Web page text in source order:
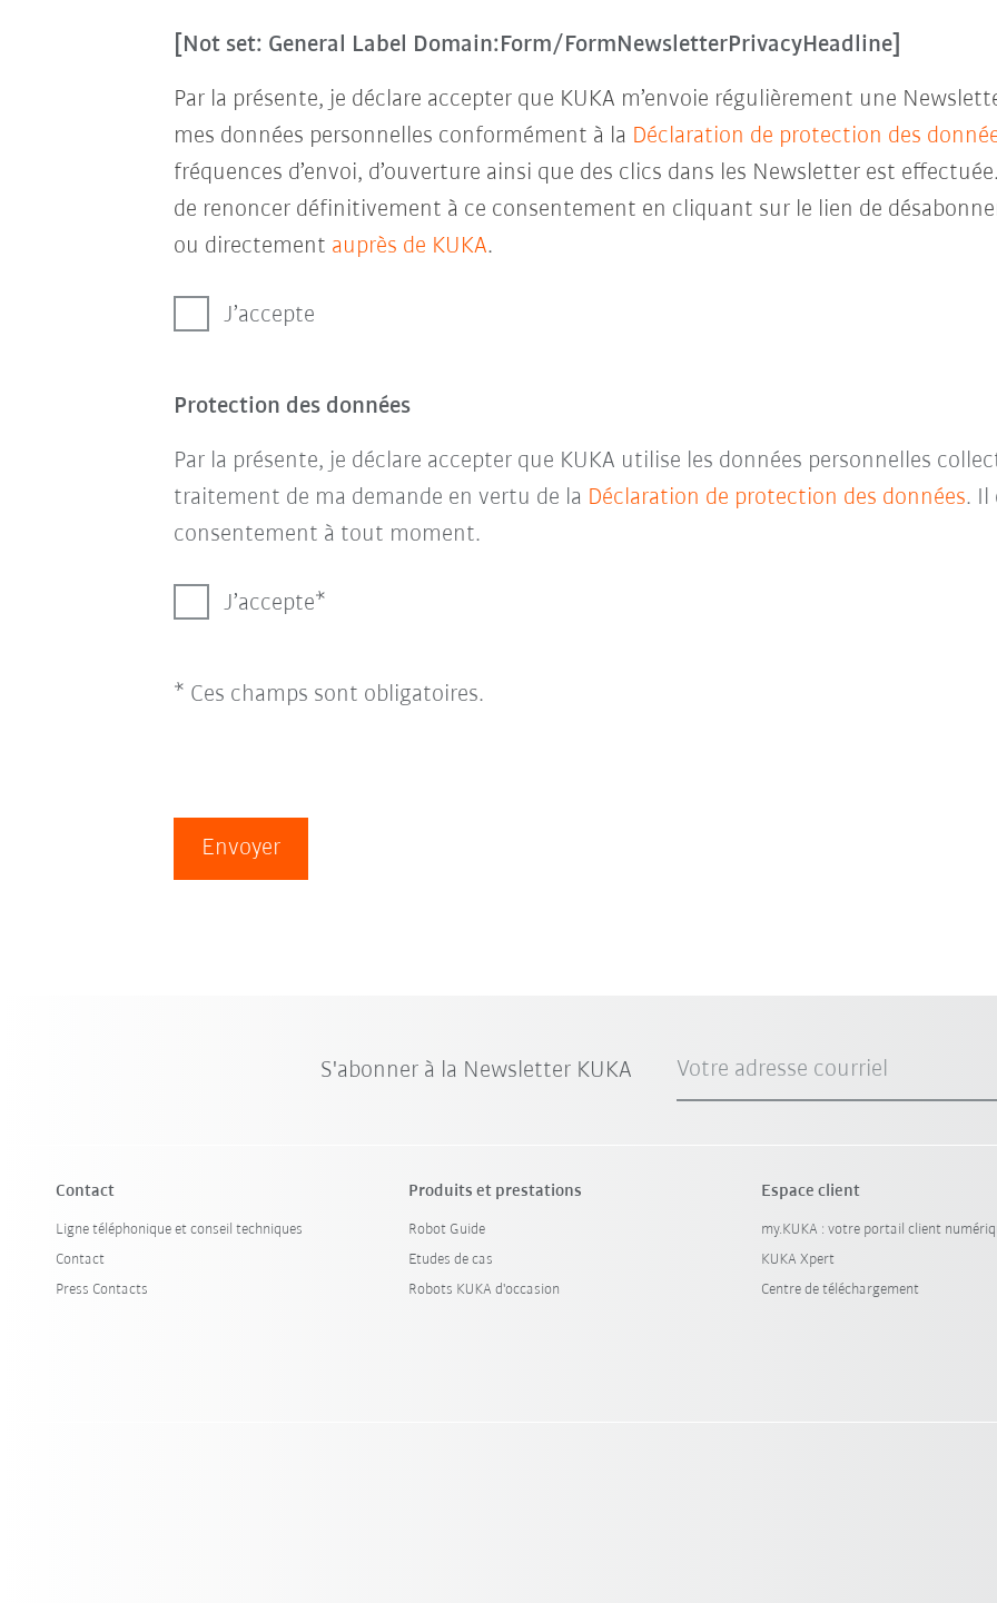
[Not set: General Label Domain:Form/FormNewsletterPrivacyHeadline]
Par la présente, je déclare accepter que KUKA m’envoie régulièrement une
mes données personnelles conformément à la Déclaration de protection des
fréquences d’envoi, d’ouverture ainsi que des clics dans les Newsletter est
de renoncer définitivement à ce consentement en cliquant sur le lien de
ou directement auprès de KUKA.
J’accepte
Protection des données
Par la présente, je déclare accepter que KUKA utilise les données personnelles
traitement de ma demande en vertu de la Déclaration de protection des données. Il
consentement à tout moment.
J’accepte
* Ces champs sont obligatoires.
Envoyer
S'abonner à la Newsletter KUKA Votre adresse courriel
Contact
Ligne téléphonique et conseil techniques
Contact
Press Contacts
Produits et prestations
Robot Guide
Etudes de cas
Robots KUKA d'occasion
Espace client
my.KUKA : votre portail client
KUKA Xpert
Centre de téléchargement